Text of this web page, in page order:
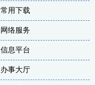
常用下载
网络服务
信息平台
办事大厅